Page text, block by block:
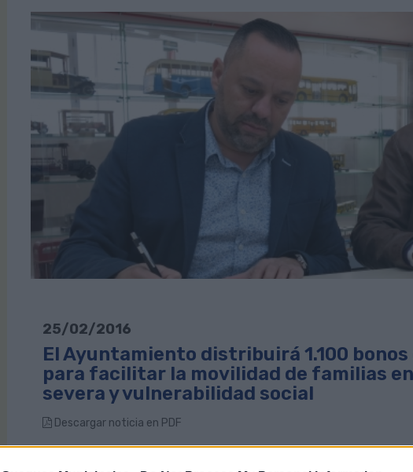
25/02/2016
El Ayuntamiento distribuirá 1.100
para facilitar la movilidad de familias
severa y vulnerabilidad social
Descargar noticia en PDF
Los concejales de Cohesión Social y Movilidad del Ayuntamiento de